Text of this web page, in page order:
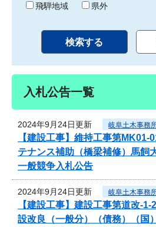
飛騨地域
県外
入札公告一覧
2024年9月24日更新 岐阜土木事務
【建設工事】維持工事第
テナンス補助（橋梁補修）馬飼
一般競争入札公告
2024年9月24日更新 岐阜土木事務
【建設工事】建設工事第道改
設改良（一般分）（債務）（